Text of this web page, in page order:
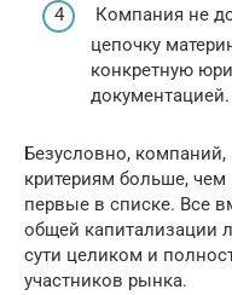
Компания не
цепочку
конкретную
документацией.
Безусловно,
критериям больше,
первые в списке. Все
общей капитализации
сути целиком и
участников рынка.